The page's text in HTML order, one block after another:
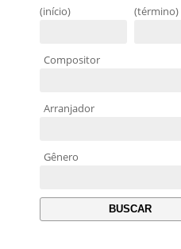
(início)
(término)
Compositor
Arranjador
Gênero